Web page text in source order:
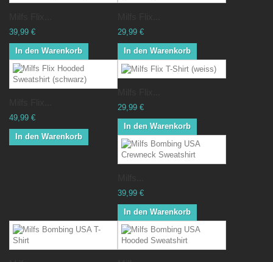
39,99 €
In den Warenkorb
29,99 €
In den Warenkorb
49,99 €
In den Warenkorb
29,99 €
In den Warenkorb
39,99 €
In den Warenkorb